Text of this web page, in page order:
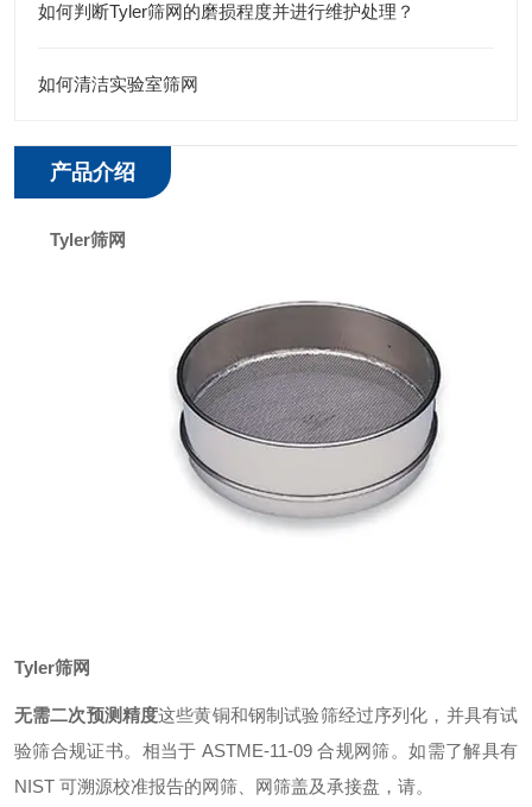
如何判断Tyler筛网的磨损程度并进行维护处理？
如何清洁实验室筛网
产品介绍
Tyler筛网
Tyler筛网
无需二次预测精度这些黄铜和钢制试验筛经过序列化，并具有试
验筛合规证书。相当于 ASTME-11-09 合规网筛。如需了解具有
NIST 可溯源校准报告的网筛、网筛盖及承接盘，请。